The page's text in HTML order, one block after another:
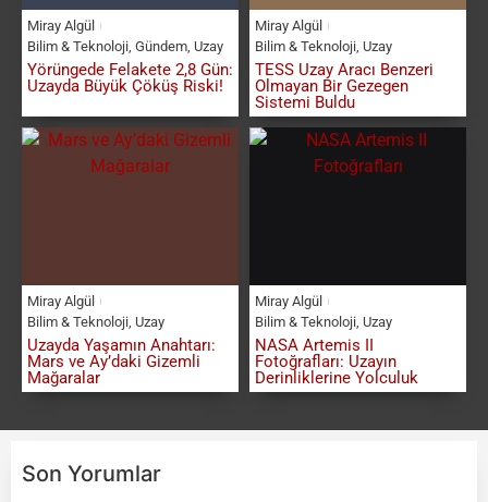
Miray Algül
Bilim & Teknoloji, Gündem, Uzay
Yörüngede Felakete 2,8 Gün:
Uzayda Büyük Çöküş Riski!
Miray Algül
Bilim & Teknoloji, Uzay
TESS Uzay Aracı Benzeri
Olmayan Bir Gezegen
Sistemi Buldu
Miray Algül
Bilim & Teknoloji, Uzay
Uzayda Yaşamın Anahtarı:
Mars ve Ay’daki Gizemli
Mağaralar
Miray Algül
Bilim & Teknoloji, Uzay
NASA Artemis II
Fotoğrafları: Uzayın
Derinliklerine Yolculuk
Son Yorumlar